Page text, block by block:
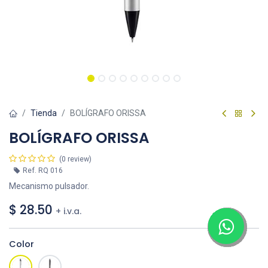
Tienda BOLÍGRAFO ORISSA
BOLÍGRAFO ORISSA
(0 review)
Ref. RQ 016
Mecanismo pulsador.
$ 28.50 + i.v.a.
Color